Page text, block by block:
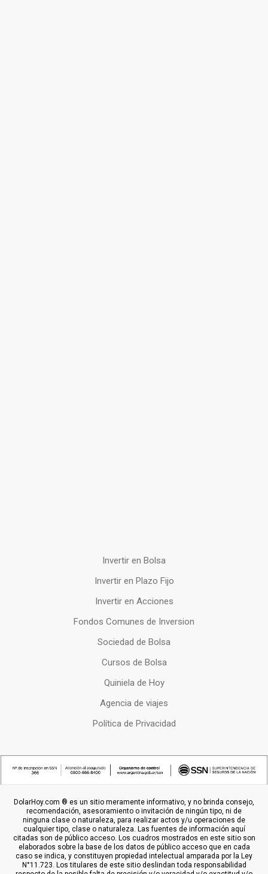
Invertir en Bolsa
Invertir en Plazo Fijo
Invertir en Acciones
Fondos Comunes de Inversion
Sociedad de Bolsa
Cursos de Bolsa
Quiniela de Hoy
Agencia de viajes
Política de Privacidad
DolarHoy.com ® es un sitio meramente informativo, y no brinda consejo,
recomendación, asesoramiento o invitación de ningún tipo, ni de
ninguna clase o naturaleza, para realizar actos y/u operaciones de
cualquier tipo, clase o naturaleza. Las fuentes de información aquí
citadas son de público acceso. Los cuadros mostrados en este sitio son
elaborados sobre la base de los datos de público acceso que en cada
caso se indica, y constituyen propiedad intelectual amparada por la Ley
N°11.723. Los titulares de este sitio deslindan toda responsabilidad